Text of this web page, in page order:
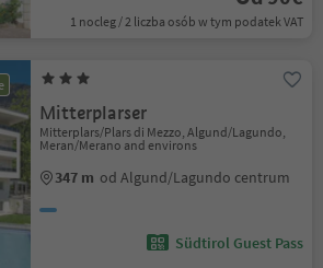
1 nocleg / 2 liczba osób w tym podatek VAT
Mitterplarser
Mitterplars/Plars di Mezzo, Algund/Lagundo,
Meran/Merano and environs
347 m od Algund/Lagundo centrum
Südtirol Guest Pass